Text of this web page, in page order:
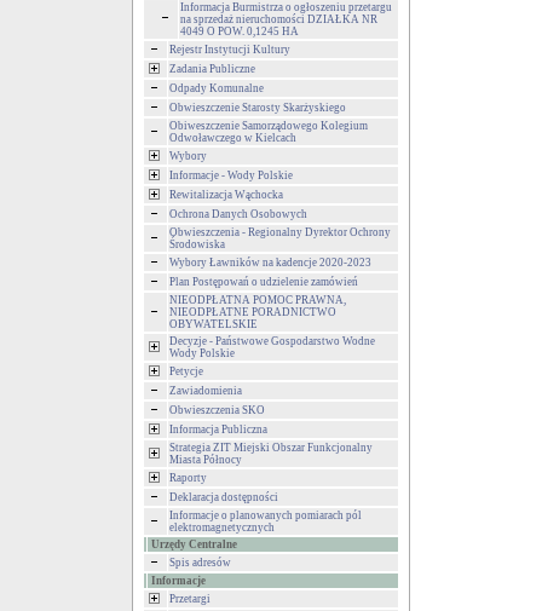
Informacja Burmistrza o ogłoszeniu przetargu
na sprzedaż nieruchomości DZIAŁKA NR
4049 O POW. 0,1245 HA
Rejestr Instytucji Kultury
Zadania Publiczne
Odpady Komunalne
Obwieszczenie Starosty Skarżyskiego
Obiweszczenie Samorządowego Kolegium
Odwoławczego w Kielcach
Wybory
Informacje - Wody Polskie
Rewitalizacja Wąchocka
Ochrona Danych Osobowych
Obwieszczenia - Regionalny Dyrektor Ochrony
Środowiska
Wybory Ławników na kadencje 2020-2023
Plan Postępowań o udzielenie zamówień
NIEODPŁATNA POMOC PRAWNA,
NIEODPŁATNE PORADNICTWO
OBYWATELSKIE
Decyzje - Państwowe Gospodarstwo Wodne
Wody Polskie
Petycje
Zawiadomienia
Obwieszczenia SKO
Informacja Publiczna
Strategia ZIT Miejski Obszar Funkcjonalny
Miasta Północy
Raporty
Deklaracja dostępności
Informacje o planowanych pomiarach pól
elektromagnetycznych
Urzędy Centralne
Spis adresów
Informacje
Przetargi